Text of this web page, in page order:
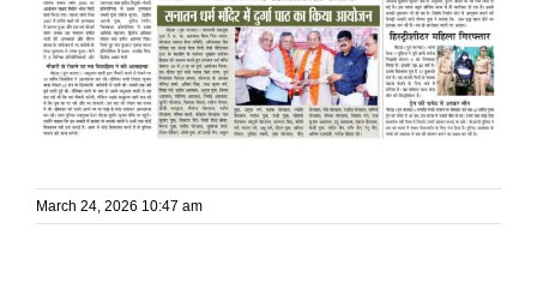
March 24, 2026 10:47 am